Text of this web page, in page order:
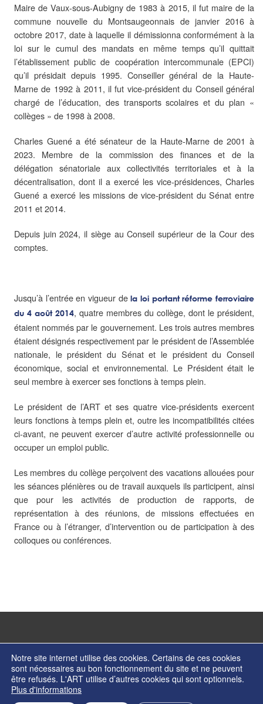
Maire de Vaux-sous-Aubigny de 1983 à 2015, il fut maire de la
commune nouvelle du Montsaugeonnais de janvier 2016 à
octobre 2017, date à laquelle il démissionna conformément à la
loi sur le cumul des mandats en même temps qu’il quittait
l’établissement public de coopération intercommunale (EPCI)
qu’il présidait depuis 1995. Conseiller général de la Haute-
Marne de 1992 à 2011, il fut vice-président du Conseil général
chargé de l’éducation, des transports scolaires et du plan «
collèges » de 1998 à 2008.
Charles Guené a été sénateur de la Haute-Marne de 2001 à
2023. Membre de la commission des finances et de la
délégation sénatoriale aux collectivités territoriales et à la
décentralisation, dont il a exercé les vice-présidences, Charles
Guené a exercé les missions de vice-président du Sénat entre
2011 et 2014.
Depuis juin 2024, il siège au Conseil supérieur de la Cour des
comptes.
Jusqu’à l’entrée en vigueur dela loi portant réforme ferroviaire
du 4 août 2014, quatre membres du collège, dont le président,
étaient nommés par le gouvernement. Les trois autres membres
étaient désignés respectivement par le président de l’Assemblée
nationale, le président du Sénat et le président du Conseil
économique, social et environnemental. Le Président était le
seul membre à exercer ses fonctions à temps plein.
Le président de l’ART et ses quatre vice-présidents exercent
leurs fonctions à temps plein et, outre les incompatibilités citées
ci-avant, ne peuvent exercer d’autre activité professionnelle ou
occuper un emploi public.
Les membres du collège perçoivent des vacations allouées pour
les séances plénières ou de travail auxquels ils participent, ainsi
que pour les activités de production de rapports, de
représentation à des réunions, de missions effectuées en
France ou à l’étranger, d’intervention ou de participation à des
colloques ou conférences.
© Copyright 2026 - Autorité de régulation des transports - ISSN 2274-2123
Notre site internet utilise des cookies. Certains de ces cookies
sont nécessaires au bon fonctionnement du site et ne peuvent
être refusés. L'ART utilise d’autres cookies qui sont optionnels.
Plus d'informations